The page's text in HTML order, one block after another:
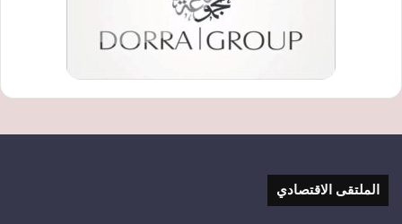
الملتقى الاقتصادي